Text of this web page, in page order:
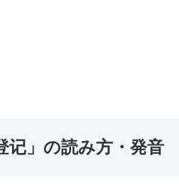
记」の読み方・発音